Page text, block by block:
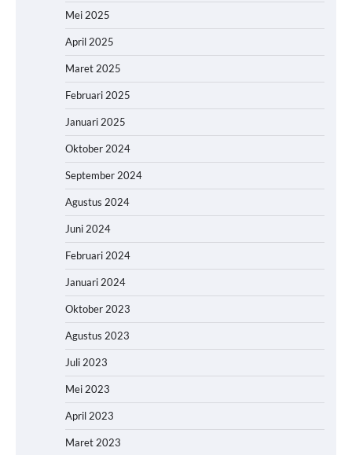
Mei 2025
April 2025
Maret 2025
Februari 2025
Januari 2025
Oktober 2024
September 2024
Agustus 2024
Juni 2024
Februari 2024
Januari 2024
Oktober 2023
Agustus 2023
Juli 2023
Mei 2023
April 2023
Maret 2023